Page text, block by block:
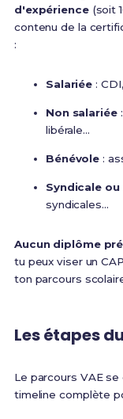
d'expérience(soit
contenu de la
:
Salariée :
Non salariée:
libérale...
Bénévole :
Syndicale
syndicales...
Aucun diplôme
tu peux viser un
ton parcours
Les étapes du
Le parcours VAE
timeline complète